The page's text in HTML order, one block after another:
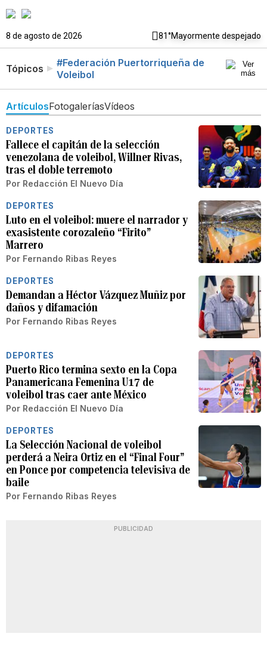
8 de agosto de 2026 81°Mayormente despejado
Tópicos
#Federación Puertorriqueña de
Voleibol
ArtículosFotogaleríasVídeos
DEPORTES
Fallece el capitán de la selección
venezolana de voleibol, Willner Rivas,
tras el doble terremoto
Por Redacción El Nuevo Día
DEPORTES
Luto en el voleibol: muere el narrador y
exasistente corozaleño “Firito”
Marrero
Por Fernando Ribas Reyes
DEPORTES
Demandan a Héctor Vázquez Muñiz por
daños y difamación
Por Fernando Ribas Reyes
DEPORTES
Puerto Rico termina sexto en la Copa
Panamericana Femenina U17 de
voleibol tras caer ante México
Por Redacción El Nuevo Día
DEPORTES
La Selección Nacional de voleibol
perderá a Neira Ortiz en el “Final Four”
en Ponce por competencia televisiva de
baile
Por Fernando Ribas Reyes
PUBLICIDAD